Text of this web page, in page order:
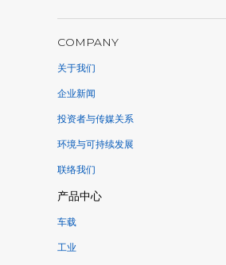
COMPANY
关于我们
企业新闻
投资者与传媒关系
环境与可持续发展
联络我们
产品中心
车载
工业